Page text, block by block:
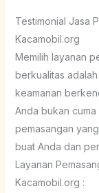
Testimonial Jasa
Kacamobil.org
Memilih layanan
berkualitas
keamanan
Anda bukan
pemasangan
buat Anda dan
Layanan
Kacamobil.org :